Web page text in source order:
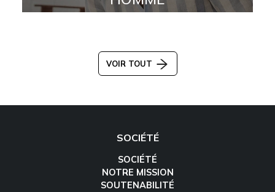
VOIR TOUT
SOCIÉTÉ
SOCIÉTÉ
NOTRE MISSION
SOUTENABILITÉ